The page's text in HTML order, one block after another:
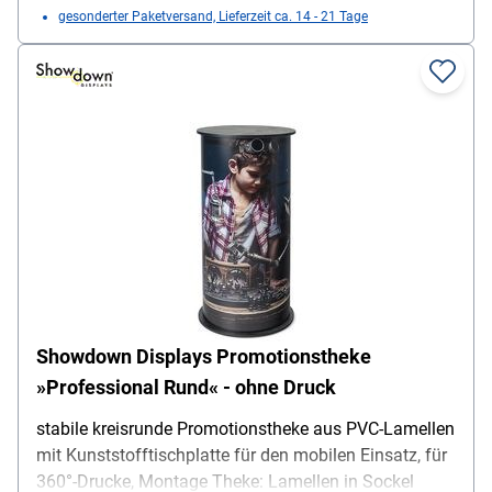
gesonderter Paketversand, Lieferzeit ca. 14 - 21 Tage
Showdown Displays Promotionstheke
»Professional Rund« - ohne Druck
stabile kreisrunde Promotionstheke aus PVC-Lamellen
mit Kunststofftischplatte für den mobilen Einsatz, für
360°-Drucke, Montage Theke: Lamellen in Sockel